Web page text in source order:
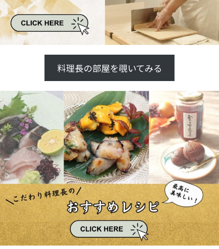
料理長の部屋を覗いてみる